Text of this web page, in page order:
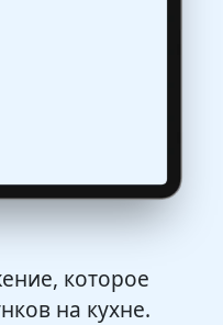
которое
на кухне.